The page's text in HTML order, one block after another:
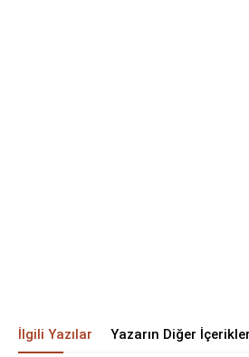
İlgili Yazılar Yazarın Diğer